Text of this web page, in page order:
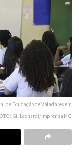
de Educação de Valadares em
Gil Leonardi/Imprensa MG